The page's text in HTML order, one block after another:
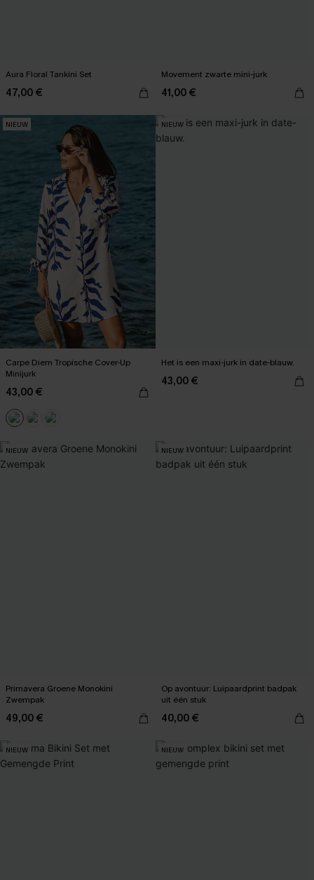
Aura Floral Tankini Set
47,00 €
Movement zwarte mini-jurk
41,00 €
NIEUW
Carpe Diem Tropische Cover-Up
Minijurk
43,00 €
NIEUW
Het is een maxi-jurk in date-blauw.
43,00 €
NIEUW
Primavera Groene Monokini
Zwempak
49,00 €
NIEUW
Op avontuur: Luipaardprint badpak
uit één stuk
40,00 €
NIEUW NIEUW